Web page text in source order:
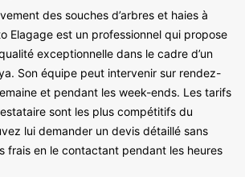
des souches d’arbres et haies à
Elagage est un professionnel qui propose
exceptionnelle dans le cadre d’un
Son équipe peut intervenir sur rendez-
et pendant les week-ends. Les tarifs
sont les plus compétitifs du
lui demander un devis détaillé sans
frais en le contactant pendant les heures